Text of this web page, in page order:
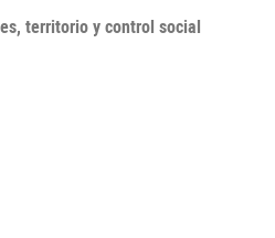
territorio y control social